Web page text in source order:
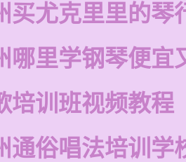
买尤克里里的琴
哪里学钢琴便宜
培训班视频教程
通俗唱法培训学